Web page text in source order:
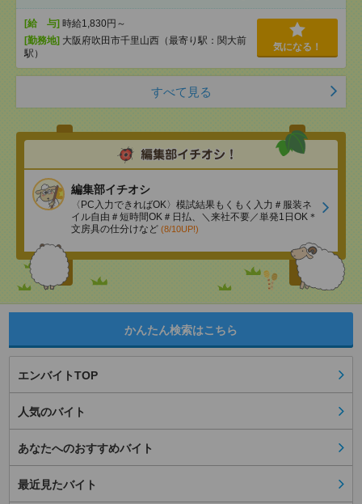
[給 与] 時給1,830円～
[勤務地] 大阪府吹田市千里山西（最寄り駅：関大前
駅）
気になる！
すべて見る
編集部イチオシ
〈PC入力できればOK〉模試結果もくもく入力＃服装ネ
イル自由＃短時間OK＃日払、＼来社不要／単発1日OK＊
文房具の仕分けなど (8/10UP!)
かんたん検索はこちら
エンバイトTOP
人気のバイト
あなたへのおすすめバイト
最近見たバイト